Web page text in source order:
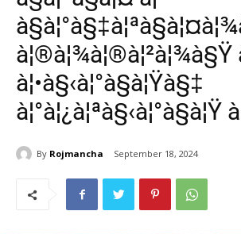
à¦®à¦¾à¦®à¦²à¦¾à§Ÿ
à¦•à§‹à¦°à§à¦Ÿà§‡
à¦°à¦¿à¦ªà§‹à¦°à§à¦Ÿ
By Rojmancha September 18, 2024